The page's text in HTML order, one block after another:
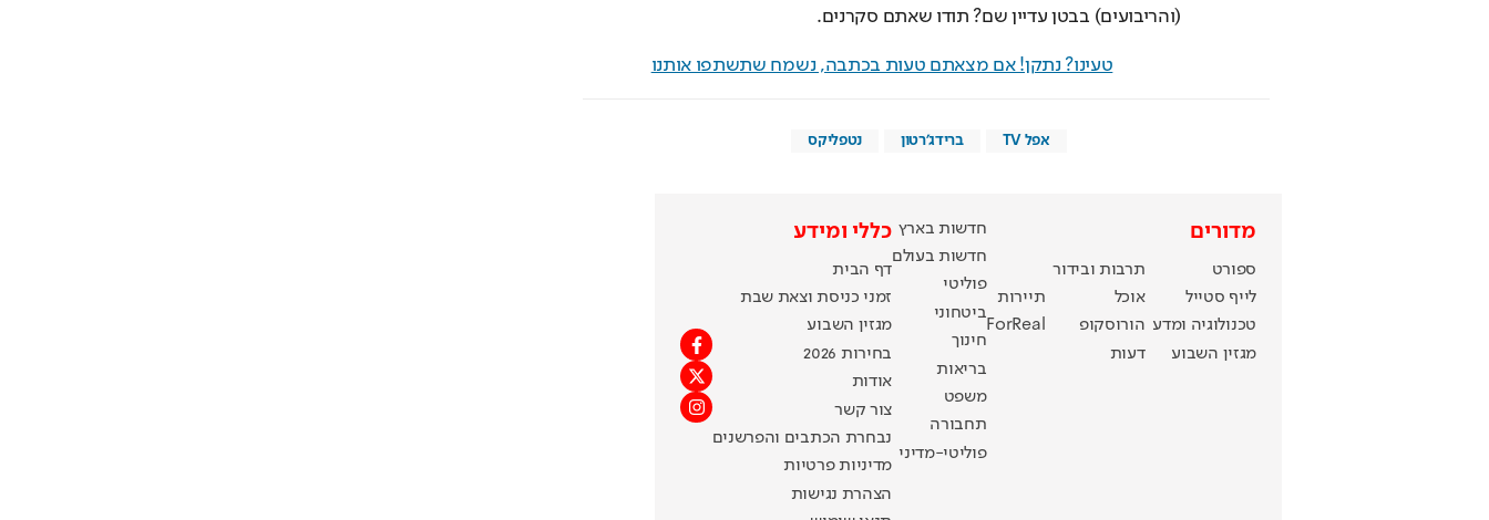
(והריבועים) בבטן עדיין שם? תודו שאתם סקרנים.
טעינו? נתקן! אם מצאתם טעות בכתבה, נשמח שתשתפו אותנו
אפל TV ברידג'רטון נטפליקס
מדורים
ספורט
תרבות ובידור
לייף סטייל
אוכל
תיירות
טכנולוגיה ומדע הורוסקופ
ForReal
מגזין השבוע
דעות
חדשות בארץ
חדשות בעולם
פוליטי
ביטחוני
חינוך
בריאות
משפט
תחבורה
פוליטי-מדיני
כללי ומידע
דף הבית
זמני כניסת וצאת שבת
מגזין השבוע
בחירות 2026
אודות
צור קשר
נבחרת הכתבים והפרשנים
מדיניות פרטיות
הצהרת נגישות